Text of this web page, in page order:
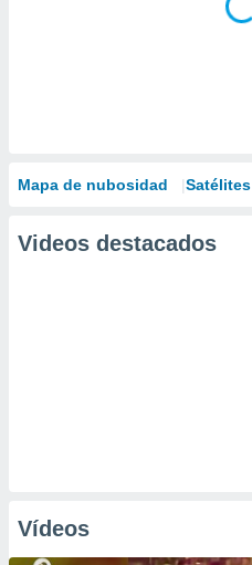
Mapa de nubosidad Satélites
Videos destacados
Vídeos